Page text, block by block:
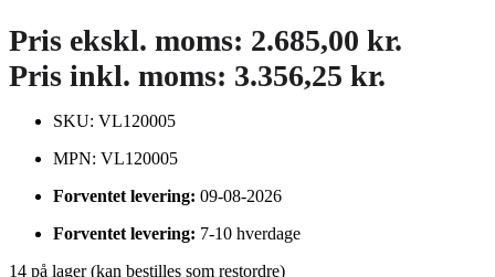
Pris ekskl. moms: 2.685,00 kr.
Pris inkl. moms: 3.356,25 kr.
SKU: VL120005
MPN: VL120005
Forventet levering: 09-08-2026
Forventet levering: 7-10 hverdage
14 på lager (kan bestilles som restordre)